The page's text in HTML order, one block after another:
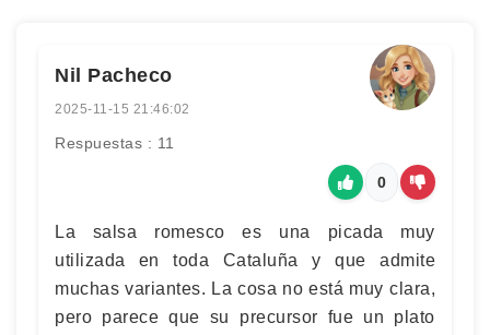
Nil Pacheco
2025-11-15 21:46:02
Respuestas : 11
0
La salsa romesco es una picada muy
utilizada en toda Cataluña y que admite
muchas variantes. La cosa no está muy clara,
pero parece que su precursor fue un plato